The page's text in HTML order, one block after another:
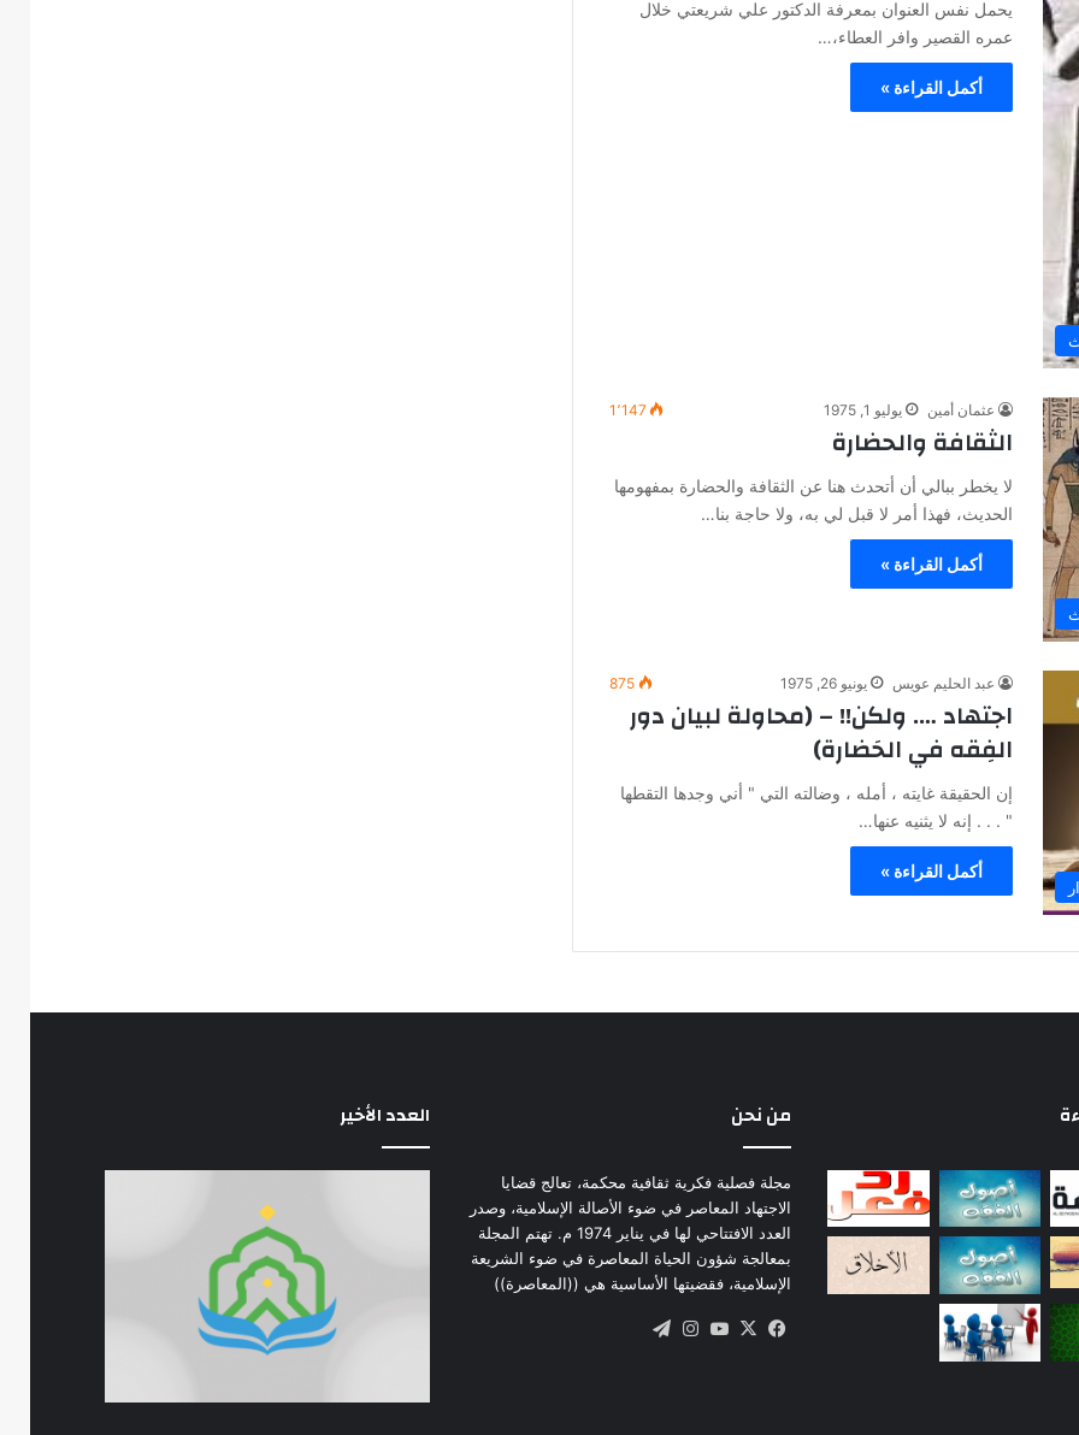
يحمل نفس العنوان بمعرفة الدكتور علي شريعتي خلال
عمره القصير وافر العطاء،…
أكمل القراءة »
عثمان أمين يوليو 1, 1975 1٬147
الثقافة والحضارة
لا يخطر ببالي أن أتحدث هنا عن الثقافة والحضارة بمفهومها
الحديث، فهذا أمر لا قبل لي به، ولا حاجة بنا…
أكمل القراءة »
عبد الحليم عويس يونيو 26, 1975 875
اجتهاد …. ولكن!! – (محاولة لبيان دور
الفِقه في الحَضارة)
إن الحقيقة غايته ، أمله ، وضالته التي " أني وجدها التقطها
" . . . إنه لا يثنيه عنها…
أكمل القراءة »
من نحن
مجلة فصلية فكرية ثقافية محكمة، تعالج قضايا
الاجتهاد المعاصر في ضوء الأصالة الإسلامية، وصدر
العدد الافتتاحي لها في يناير 1974 م. تهتم المجلة
بمعالجة شؤون الحياة المعاصرة في ضوء الشريعة
الإسلامية، فقضيتها الأساسية هي ((المعاصرة))
فيسبوك
‫X
‫YouTube
انستقرام
العدد الأخير